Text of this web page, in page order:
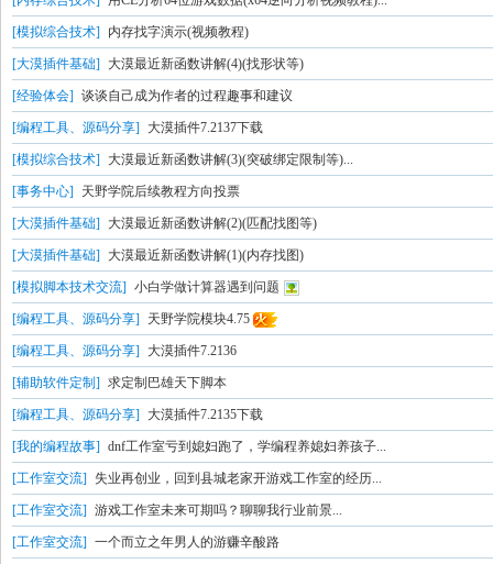
[模拟综合技术] 内存找字演示(视频教程)
[大漠插件基础] 大漠最近新函数讲解(4)(找形状等)
[经验体会] 谈谈自己成为作者的过程趣事和建议
[编程工具、源码分享] 大漠插件7.2137下载
[模拟综合技术] 大漠最近新函数讲解(3)(突破绑定限制等)...
[事务中心] 天野学院后续教程方向投票
[大漠插件基础] 大漠最近新函数讲解(2)(匹配找图等)
[大漠插件基础] 大漠最近新函数讲解(1)(内存找图)
[模拟脚本技术交流] 小白学做计算器遇到问题
[编程工具、源码分享] 天野学院模块4.75
[编程工具、源码分享] 大漠插件7.2136
[辅助软件定制] 求定制巴雄天下脚本
[编程工具、源码分享] 大漠插件7.2135下载
[我的编程故事] dnf工作室亏到媳妇跑了，学编程养媳妇养孩子...
[工作室交流] 失业再创业，回到县城老家开游戏工作室的经历...
[工作室交流] 游戏工作室未来可期吗？聊聊我行业前景...
[工作室交流] 一个而立之年男人的游赚辛酸路